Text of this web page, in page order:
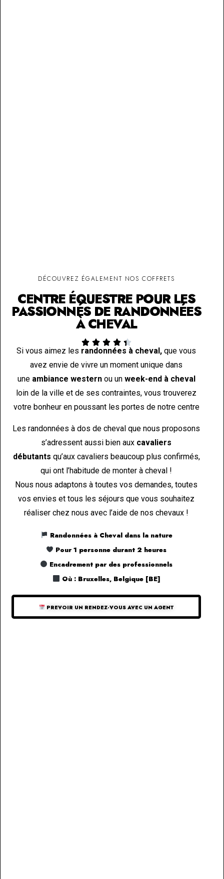
DÉCOUVREZ ÉGALEMENT NOS COFFRETS
CENTRE ÉQUESTRE POUR LES
PASSIONNÉS DE RANDONNÉES
À CHEVAL
    
Si vous aimez les randonnées à cheval, que vous
avez envie de vivre un moment unique dans
uneambiance westernou un week-end à cheval
loin de la ville et de ses contraintes, vous trouverez
votre bonheur en poussant les portes de notre centre
Les randonnées à dos de cheval que nous proposons
s’adressent aussi bien aux cavaliers
débutants qu’aux cavaliers beaucoup plus confirmés,
qui ont l’habitude de monter à cheval !
Nous nous adaptons à toutes vos demandes, toutes
vos envies et tous les séjours que vous souhaitez
réaliser chez nous avec l’aide de nos chevaux !
Randonnées à Cheval dans la nature
Pour 1 personne durant 2 heures
Encadrement par des professionnels
Où : Bruxelles, Belgique [BE]
PREVOIR UN RENDEZ-VOUS AVEC UN AGENT